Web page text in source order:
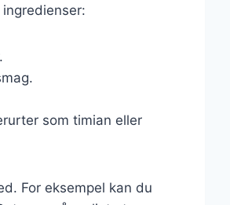
som timian eller
For eksempel kan du